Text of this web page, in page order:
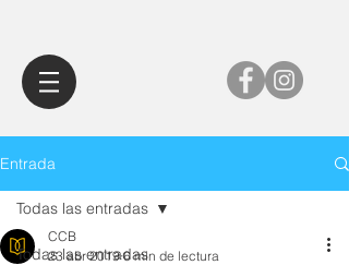
Entrada
Todas las entradas
Todas las entradas
CCB
23 abr 2019 6 min de lectura